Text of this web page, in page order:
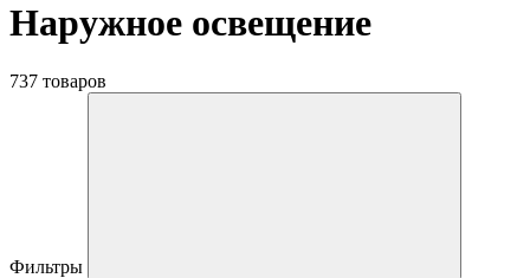
Наружное освещение
737 товаров
Фильтры